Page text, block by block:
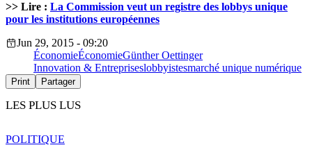
>> Lire : La Commission veut un registre des lobbys unique
pour les institutions européennes
Jun 29, 2015 - 09:20
ÉconomieÉconomieGünther Oettinger
Innovation & Entrepriseslobbyistesmarché unique numérique
Print Partager
LES PLUS LUS
POLITIQUE